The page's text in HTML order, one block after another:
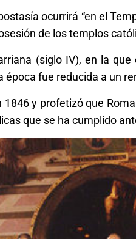
ocurrirá “en el
de los templos
(siglo IV), en la
época fue reducida a un
y profetizó que
que se ha cumplido